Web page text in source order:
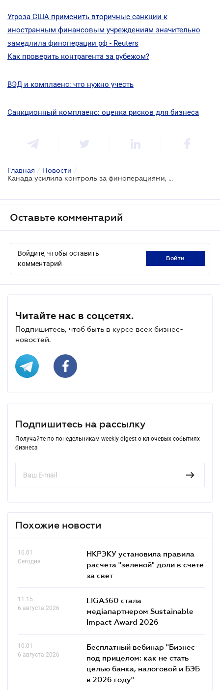
Угроза США применить вторичные санкции к
иностранным финансовым учреждениям значительно
замедлила финоперации рф - Reuters
Как проверить контрагента за рубежом?
ВЭД и комплаенс: что нужно учесть
Санкционный комплаенс: оценка рисков для бизнеса
Главная / Новости /
Канада усилила контроль за финоперациями, связанными с рф
Оставьте комментарий
Войдите, чтобы оставить
комментарий
войти
Читайте нас в соцсетях.
Подпишитесь, чтоб быть в курсе всех бизнес-
новостей.
Подпишитесь на рассылку
Получайте по понедельникам weekly-digest о ключевых событиях
бизнеса
Похожие новости
16.01
Сегодня
НКРЭКУ установила правила
расчета "зеленой" доли в счете
за свет
11.15
6 августа 2026
LIGA360 стала
медіапартнером Sustainable
Impact Award 2026
10.01
6 августа 2026
Бесплатный вебинар "Бизнес
под прицелом: как не стать
целью банка, налоговой и БЭБ
в 2026 году"